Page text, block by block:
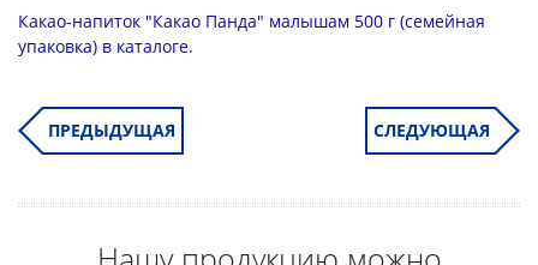
Какао-напиток "Какао Панда" малышам 500 г (семейная
упаковка) в каталоге.
ПРЕДЫДУЩАЯ СЛЕДУЮЩАЯ